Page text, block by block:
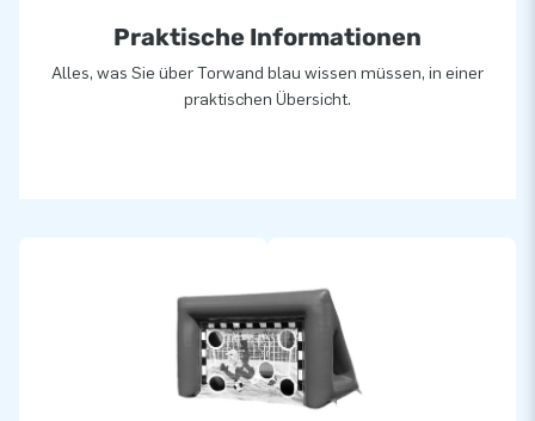
Praktische Informationen
Alles, was Sie über Torwand blau wissen müssen, in einer
praktischen Übersicht.